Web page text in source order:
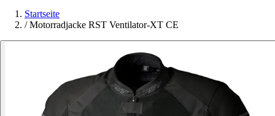
Startseite
/ Motorradjacke RST Ventilator-XT CE